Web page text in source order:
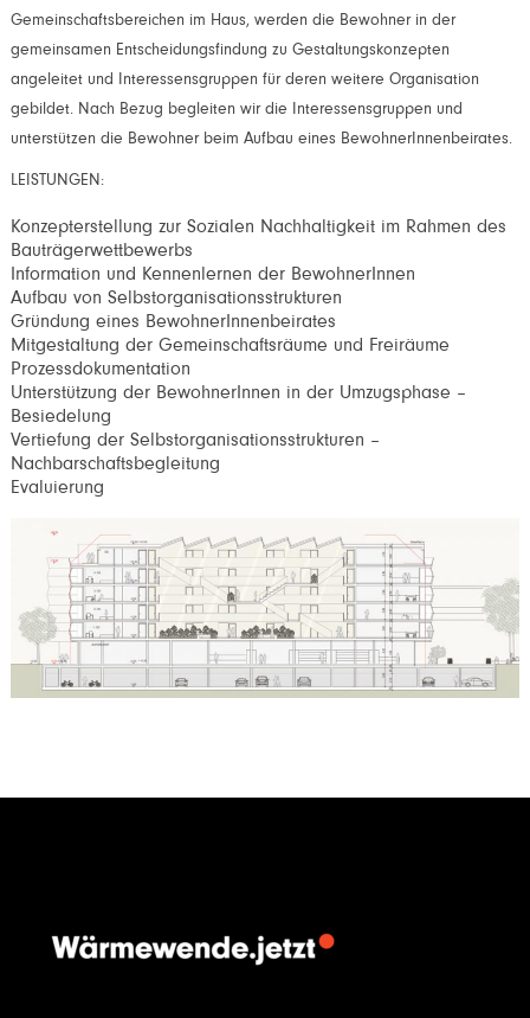
Gemeinschaftsbereichen im Haus, werden die Bewohner in der
gemeinsamen Entscheidungsfindung zu Gestaltungskonzepten
angeleitet und Interessensgruppen für deren weitere Organisation
gebildet. Nach Bezug begleiten wir die Interessensgruppen und
unterstützen die Bewohner beim Aufbau eines BewohnerInnenbeirates.
LEISTUNGEN:
Konzepterstellung zur Sozialen Nachhaltigkeit im Rahmen des
Bauträgerwettbewerbs
Information und Kennenlernen der BewohnerInnen
Aufbau von Selbstorganisationsstrukturen
Gründung eines BewohnerInnenbeirates
Mitgestaltung der Gemeinschaftsräume und Freiräume
Prozessdokumentation
Unterstützung der BewohnerInnen in der Umzugsphase –
Besiedelung
Vertiefung der Selbstorganisationsstrukturen –
Nachbarschaftsbegleitung
Evaluierung